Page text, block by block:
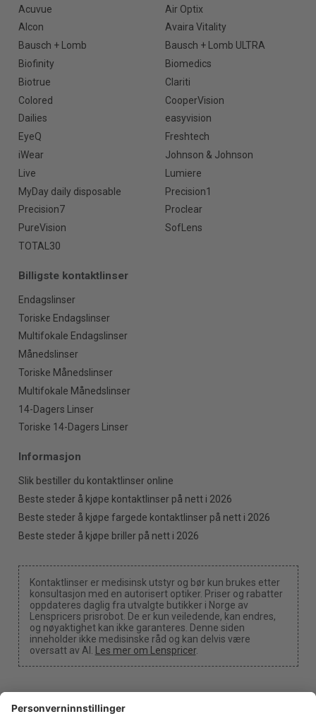
Acuvue
Air Optix
Alcon
Avaira Vitality
Bausch + Lomb
Bausch + Lomb ULTRA
Biofinity
Biomedics
Biotrue
Clariti
Colored
CooperVision
Dailies
easyvision
EyeQ
Freshtech
iWear
Johnson & Johnson
Live
Lumiere
MyDay daily disposable
Precision1
Precision7
Proclear
PureVision
SofLens
TOTAL30
Billigste kontaktlinser
Endagslinser
Toriske Endagslinser
Multifokale Endagslinser
Månedslinser
Toriske Månedslinser
Multifokale Månedslinser
14-Dagers Linser
Toriske 14-Dagers Linser
Informasjon
Slik bestiller du kontaktlinser online
Beste steder å kjøpe kontaktlinser på nett i 2026
Beste steder å kjøpe fargede kontaktlinser på nett i 2026
Beste steder å kjøpe briller på nett i 2026
Kontaktlinser er medisinsk utstyr og bør kun brukes etter
konsultasjon med en autorisert optiker. Priser og rabatter
oppdateres daglig fra utvalgte butikker i Norge av
Lenspricers prisrobot. De er kun veiledende, kan endres,
og nøyaktighet kan ikke garanteres. Denne siden
inneholder ikke medisinske råd og kan delvis være
oversatt av AI. Les mer om Lenspricer.